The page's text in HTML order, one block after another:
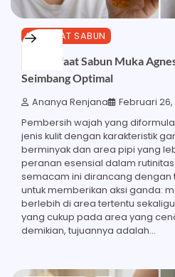
MANFAAT SABUN
27 Manfaat Sabun Muka
Seimbang Optimal
Ananya Renjana Februari 26,
Pembersih wajah yang
jenis kulit dengan karakteristik
berminyak dan area pipi yang
peranan esensial dalam
semacam ini dirancang
untuk memberikan aksi ganda:
berlebih di area tertentu
yang cukup pada area yang
demikian, tujuannya adalah…